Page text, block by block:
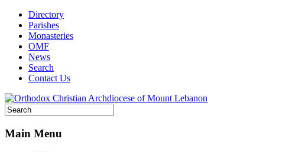
Directory
Parishes
Monasteries
OMF
News
Search
Contact Us
Main Menu